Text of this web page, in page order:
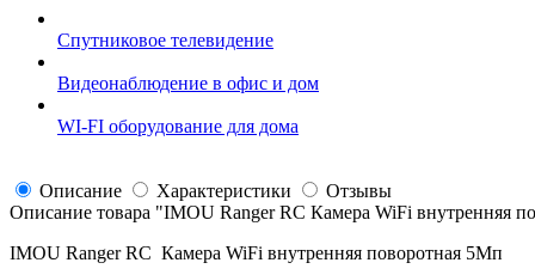
Спутниковое телевидение
Видеонаблюдение в офис и дом
WI-FI оборудование для дома
Описание Характеристики
Отзывы
Описание товара "IMOU Ranger RC Камера WiFi внутренняя
IMOU Ranger RC Камера WiFi внутренняя поворотная 5Мп